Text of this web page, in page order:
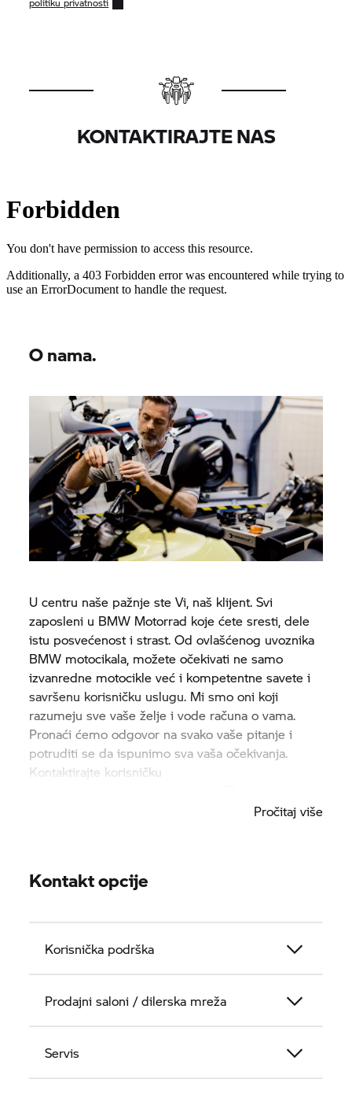
politiku privatnosti
KONTAKTIRAJTE NAS
O nama.
U centru naše pažnje ste Vi, naš klijent. Svi
zaposleni u BMW Motorrad koje ćete sresti, dele
istu posvećenost i strast. Od ovlašćenog uvoznika
BMW motocikala, možete očekivati ne samo
izvanredne motocikle već i kompetentne savete i
savršenu korisničku uslugu. Mi smo oni koji
razumeju sve vaše želje i vode računa o vama.
Pronaći ćemo odgovor na svako vaše pitanje i
potruditi se da ispunimo sva vaša očekivanja.
Kontaktirajte korisničku
Pročitaj više
Kontakt opcije
Korisnička podrška
Prodajni saloni / dilerska mreža
Servis